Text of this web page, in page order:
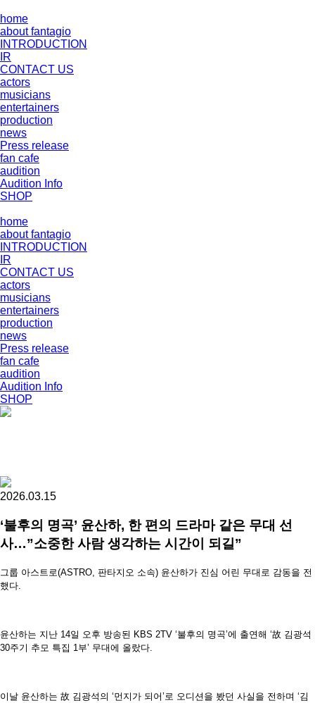
home
about fantagio
INTRODUCTION
IR
CONTACT US
actors
musicians
entertainers
production
news
Press release
fan cafe
audition
Audition Info
SHOP
home
about fantagio
INTRODUCTION
IR
CONTACT US
actors
musicians
entertainers
production
news
Press release
fan cafe
audition
Audition Info
SHOP
2026.03.15
‘불후의 명곡’ 윤산하, 한 편의 드라마 같은 무대 선
사…”소중한 사람 생각하는 시간이 되길”
그룹 아스트로(ASTRO, 판타지오 소속) 윤산하가 진심 어린 무대로 감동을 전
했다.
윤산하는 지난 14일 오후 방송된 KBS 2TV ‘불후의 명곡’에 출연해 ‘故 김광석
30주기 추모 특집 1부’ 무대에 올랐다.
이날 윤산하는 故 김광석의 ‘먼지가 되어’로 오디션을 봤던 사실을 전하며 ‘김